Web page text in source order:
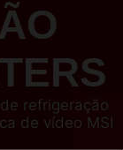
refrigeração
de vídeo MSI